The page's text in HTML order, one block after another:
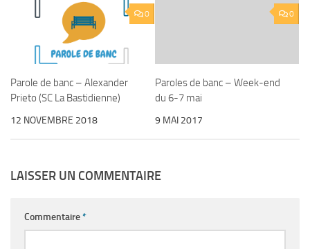
0
Parole de banc – Alexander
Prieto (SC La Bastidienne)
12 NOVEMBRE 2018
0
Paroles de banc – Week-end
du 6-7 mai
9 MAI 2017
LAISSER UN COMMENTAIRE
Commentaire*